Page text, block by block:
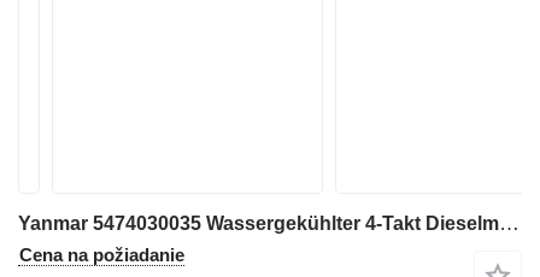
Yanmar 5474030035 Wassergekühlter 4-Takt Dieselmotor 4TNV98CT-VTX mit Z na rýpadla Yanmar B75W, V100, SV100, SV86-7
Cena na požiadanie